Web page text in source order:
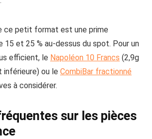
ce petit format est une prime
15 et 25 % au-dessus du spot. Pour un
efficient, le Napoléon 10 Francs (2,9g
inférieure) ou le CombiBar fractionné
à considérer.
sur les pièces